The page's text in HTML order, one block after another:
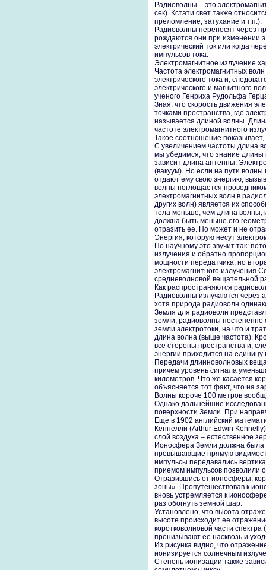
Радиоволны – это
сек). Кстати свет также
преломление, затухание и т.п.).
Радиоволны переносят через
рождаются они при изменении
электрический ток или когда
импульсов тока.
Электромагнитное излучение
Частота электромагнитных
электрического тока и,
электрического и магнитного
ученого Генриха Рудольфа
Зная, что скорость движения
точками пространства, где
называется длиной волны.
частоте электромагнитного
Такое соотношение
С увеличением частоты длина
мы убедимся, что знание
зависит длина антенны.
(вакуум). Но если на пути
отдают ему свою энергию,
волны поглощается
электромагнитных волн в
других волн) является их
тела меньше, чем длина волны,
должна быть меньше его
отразить ее. Но может и не
Энергия, которую несут
По научному это звучит так:
излучения и обратно
мощности передатчика, но в
электромагнитного излучения
средневолновой вещательной
Как распространяются
Радиоволны излучаются через
хотя природа радиоволн
Земля для радиоволн
земли, радиоволны постепенно
земли электротоки, на что и
длина волна (выше частота).
все стороны пространства и,
энергии приходится на
Передачи длинноволновых
причем уровень сигнала
километров. Что же касается
объясняется тот факт, что на
Волны короче 100 метров
Однако дальнейшие
поверхности Земли. При
Еще в 1902 английский
Кеннелли (Arthur Edwin
слой воздуха – естественное
Ионосфера Земли должна была
превышающие прямую
импульсы передавались
приемом импульсов позволили
Отразившись от ионосферы,
зоны». Пропутешествовав к
вновь устремляется к
раз обогнуть земной шар.
Установлено, что высота
высоте происходит ее
коротковолновой части
пронизывают ее насквозь и
Из рисунка видно, что
ионизируется солнечным
Степень ионизации также